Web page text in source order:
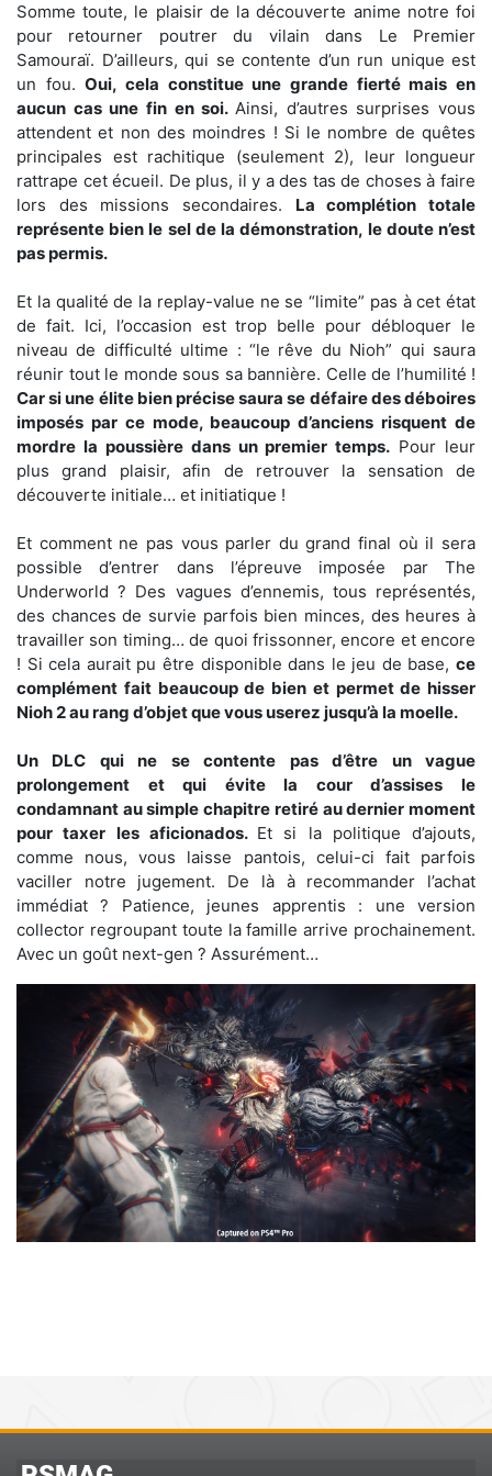
Somme toute, le plaisir de la découverte anime notre foi
pour retourner poutrer du vilain dans Le Premier
Samouraï. D’ailleurs, qui se contente d’un run unique est
un fou.Oui, cela constitue une grande fierté mais en
aucun cas une fin en soi. Ainsi, d’autres surprises vous
attendent et non des moindres ! Si le nombre de quêtes
principales est rachitique (seulement 2), leur longueur
rattrape cet écueil. De plus, il y a des tas de choses à faire
lors des missions secondaires. La complétion totale
représente bien le sel de la démonstration, le doute n’est
pas permis.
Et la qualité de la replay-value ne se “limite” pas à cet état
de fait. Ici, l’occasion est trop belle pour débloquer le
niveau de difficulté ultime : “le rêve du Nioh” qui saura
réunir tout le monde sous sa bannière. Celle de l’humilité !
Car si une élite bien précise saura se défaire des déboires
imposés par ce mode, beaucoup d’anciens risquent de
mordre la poussière dans un premier temps. Pour leur
plus grand plaisir, afin de retrouver la sensation de
découverte initiale… et initiatique !
Et comment ne pas vous parler du grand final où il sera
possible d’entrer dans l’épreuve imposée par The
Underworld ? Des vagues d’ennemis, tous représentés,
des chances de survie parfois bien minces, des heures à
travailler son timing… de quoi frissonner, encore et encore
! Si cela aurait pu être disponible dans le jeu de base, ce
complément fait beaucoup de bien et permet de hisser
Nioh 2 au rang d’objet que vous userez jusqu’à la moelle.
Un DLC qui ne se contente pas d’être un vague
prolongement et qui évite la cour d’assises le
condamnant au simple chapitre retiré au dernier moment
pour taxer les aficionados. Et si la politique d’ajouts,
comme nous, vous laisse pantois, celui-ci fait parfois
vaciller notre jugement. De là à recommander l’achat
immédiat ? Patience, jeunes apprentis : une version
collector regroupant toute la famille arrive prochainement.
Avec un goût next-gen ? Assurément…